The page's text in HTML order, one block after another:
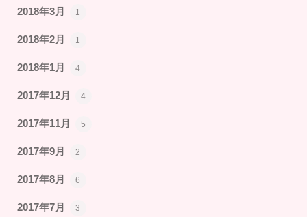
2018年3月 1
2018年2月 1
2018年1月 4
2017年12月 4
2017年11月 5
2017年9月 2
2017年8月 6
2017年7月 3